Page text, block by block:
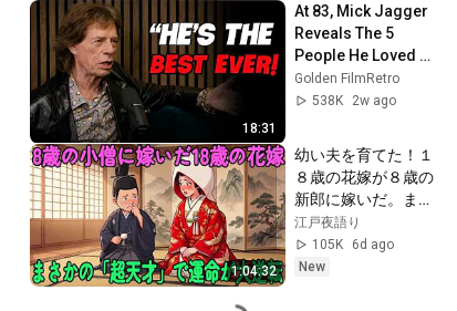
18:31
At 83, Mick Jagger
Reveals The 5
People He Loved
The Most
Golden FilmRetro
538K
2w ago
1:04:32
幼い夫を育てた！１
８歳の花嫁が８歳の
新郎に嫁いだ。まさ
か少年が天才だった
とは… 【感動・朗
読】| 昔話 | 江戸時代
江戸夜語り
105K
6d ago
New